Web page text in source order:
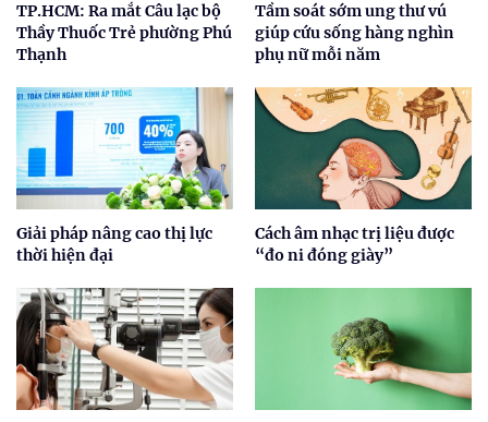
TP.HCM: Ra mắt Câu lạc bộ
Thầy Thuốc Trẻ phường Phú
Thạnh
Tầm soát sớm ung thư vú
giúp cứu sống hàng nghìn
phụ nữ mỗi năm
Giải pháp nâng cao thị lực
thời hiện đại
Cách âm nhạc trị liệu được
“đo ni đóng giày”